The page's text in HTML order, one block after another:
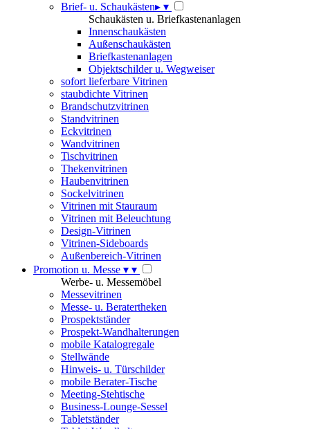
Brief- u. Schaukästen▸ ▾
Schaukästen u. Briefkastenanlagen
Innenschaukästen
Außenschaukästen
Briefkastenanlagen
Objektschilder u. Wegweiser
sofort lieferbare Vitrinen
staubdichte Vitrinen
Brandschutzvitrinen
Standvitrinen
Eckvitrinen
Wandvitrinen
Tischvitrinen
Thekenvitrinen
Haubenvitrinen
Sockelvitrinen
Vitrinen mit Stauraum
Vitrinen mit Beleuchtung
Design-Vitrinen
Vitrinen-Sideboards
Außenbereich-Vitrinen
Promotion u. Messe ▾ ▾
Werbe- u. Messemöbel
Messevitrinen
Messe- u. Beratertheken
Prospektständer
Prospekt-Wandhalterungen
mobile Katalogregale
Stellwände
Hinweis- u. Türschilder
mobile Berater-Tische
Meeting-Stehtische
Business-Lounge-Sessel
Tabletständer